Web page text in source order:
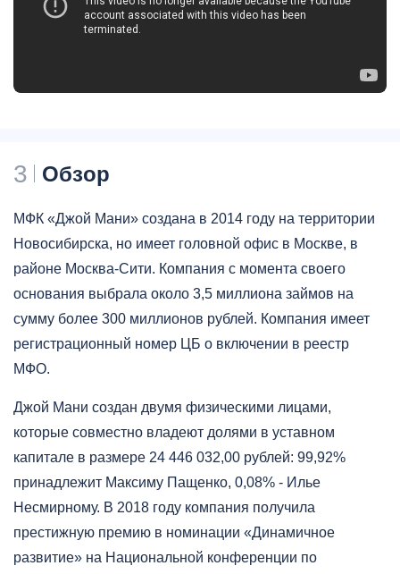
3 Обзор
МФК «Джой Мани» создана в 2014 году на территории
Новосибирска, но имеет головной офис в Москве, в
районе Москва-Сити. Компания с момента своего
основания выбрала около 3,5 миллиона займов на
сумму более 300 миллионов рублей. Компания имеет
регистрационный номер ЦБ о включении в реестр
МФО.
Джой Мани создан двумя физическими лицами,
которые совместно владеют долями в уставном
капитале в размере 24 446 032,00 рублей: 99,92%
принадлежит Максиму Пащенко, 0,08% - Илье
Несмирному. В 2018 году компания получила
престижную премию в номинации «Динамичное
развитие» на Национальной конференции по